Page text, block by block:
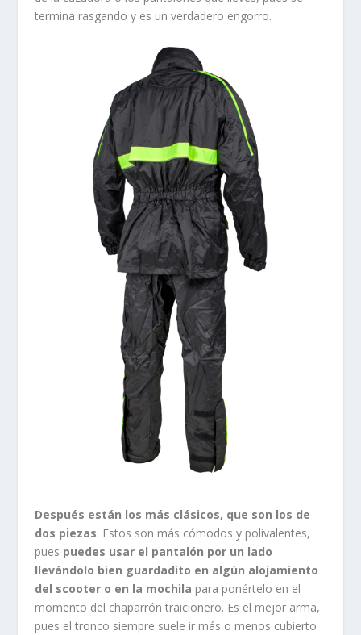
termina rasgando y es un verdadero engorro.
Después están los más clásicos, que son los de
dos piezas. Estos son más cómodos y polivalentes,
pues puedes usar el pantalón por un lado
llevándolo bien guardadito en algún alojamiento
del scooter o en la mochila para ponértelo en el
momento del chaparrón traicionero. Es el mejor arma,
pues el tronco siempre suele ir más o menos cubierto